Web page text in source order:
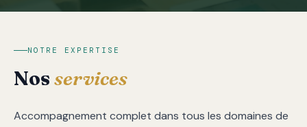
NOTRE EXPERTISE
Nos services
Accompagnement complet dans tous les domaines de